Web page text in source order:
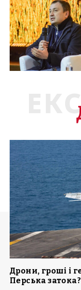
Дрони, гроші і
Перська затока?